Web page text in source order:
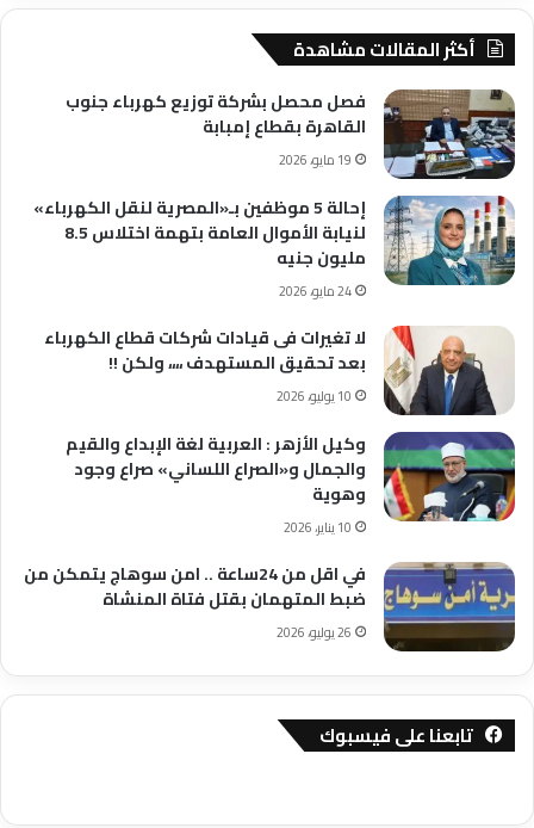
أكثر المقالات مشاهدة
فصل محصل بشركة توزيع كهرباء جنوب
القاهرة بقطاع إمبابة
19 مايو، 2026
إحالة 5 موظفين بـ«المصرية لنقل الكهرباء»
لنيابة الأموال العامة بتهمة اختلاس 8.5
مليون جنيه
24 مايو، 2026
لا تغيرات فى قيادات شركات قطاع الكهرباء
بعد تحقيق المستهدف ،،،، ولكن !!
10 يوليو، 2026
وكيل الأزهر : العربية لغة الإبداع والقيم
والجمال و«الصراع اللساني» صراع وجود
وهوية
10 يناير، 2026
في اقل من 24ساعة .. امن سوهاج يتمكن من
ضبط المتهمان بقتل فتاة المنشاة
26 يوليو، 2026
تابعنا على فيسبوك